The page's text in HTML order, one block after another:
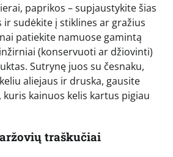
paprikos – supjaustykite šias
ir sudėkite į stiklines ar gražius
patiekite namuose gamintą
(konservuoti ar džiovinti)
Sutrynę juos su česnaku,
aliejaus ir druska, gausite
kainuos kelis kartus pigiau
traškučiai